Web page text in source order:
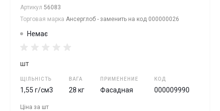
Артикул 56083
Торговая марка Ансерглоб - заменить на код 000000026
Немає
шт
ЩІЛЬНІСТЬ
1,55 г/см3
ВАГА
28 кг
ПРИМЕНЕНИЕ
Фасадная
КОД
000009990
Ціна за шт